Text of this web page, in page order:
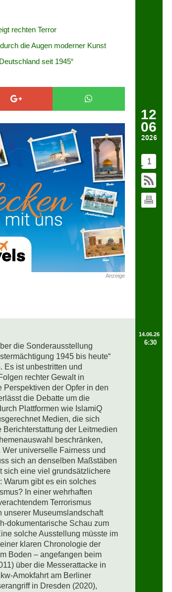
12
06
2026
1
rechten Terror
die Augen moderner Kunst
seit 1945“
Anzeige
die Sonderausstellung
1945 bis heute“
Es ist unbestritten und
rechter Gewalt in
der Opfer in den
die Debatte um die
Plattformen wie IslamiQ
Medien, die sich
der Leitmedien
beschränken,
universelle Fairness und
sich an denselben Maßstäben
sich eine viel grundsätzlichere
Warum gibt es ein solches
In einer wehrhaften
Terrorismus
unserer Museumslandschaft
dokumentarische Schau zum
solche Ausstellung müsste im
klaren Chronologie der
Boden – angefangen beim
über die Messerattacke in
Amokfahrt am Berliner
in Dresden (2020),
14.06.26
6:30